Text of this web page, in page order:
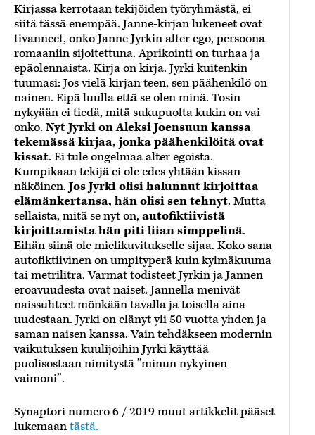
Kirjassa kerrotaan tekijöiden työryhmästä, ei
siitä tässä enempää. Janne-kirjan lukeneet ovat
tivanneet, onko Janne Jyrkin alter ego, persoona
romaaniin sijoitettuna. Aprikointi on turhaa ja
epäolennaista. Kirja on kirja. Jyrki kuitenkin
tuumasi: Jos vielä kirjan teen, sen päähenkilö on
nainen. Eipä luulla että se olen minä. Tosin
nykyään ei tiedä, mitä sukupuolta kukin on vai
onko. Nyt Jyrki on Aleksi Joensuun kanssa
tekemässä kirjaa, jonka päähenkilöitä ovat
kissat. Ei tule ongelmaa alter egoista.
Kumpikaan tekijä ei ole edes yhtään kissan
näköinen. Jos Jyrki olisi halunnut kirjoittaa
elämänkertansa, hän olisi sen tehnyt. Mutta
sellaista, mitä se nyt on,autofiktiivistä
kirjoittamista hän piti liian simppelinä.
Eihän siinä ole mielikuvitukselle sijaa. Koko sana
autofiktiivinen on umpityperä kuin kylmäkuuma
tai metrilitra. Varmat todisteet Jyrkin ja Jannen
eroavuudesta ovat naiset. Jannella menivät
naissuhteet mönkään tavalla ja toisella aina
uudestaan. Jyrki on elänyt yli 50 vuotta yhden ja
saman naisen kanssa. Vain tehdäkseen modernin
vaikutuksen kuulijoihin Jyrki käyttää
puolisostaan nimitystä ”minun nykyinen
vaimoni”.
Synaptori numero 6 / 2019 muut artikkelit pääset
lukemaantästä.